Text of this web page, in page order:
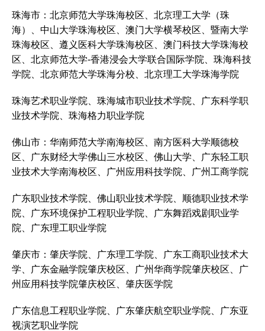
珠海市：北京师范大学珠海校区、北京理工大学（珠
海）、中山大学珠海校区、澳门大学横琴校区、暨南大学
珠海校区、遵义医科大学珠海校区、澳门科技大学珠海校
区、北京师范大学-香港浸会大学联合国际学院、珠海科技
学院、北京师范大学珠海分校、北京理工大学珠海学院
珠海艺术职业学院、珠海城市职业技术学院、广东科学职
业技术学院、珠海格力职业学院
佛山市：华南师范大学南海校区、南方医科大学顺德校
区、广东财经大学佛山三水校区、佛山大学、广东轻工职
业技术大学南海校区、广州应用科技学院、广州工商学院
广东职业技术学院、佛山职业技术学院、顺德职业技术学
院、广东环境保护工程职业学院、广东舞蹈戏剧职业学
院、广东理工职业学院
肇庆市：肇庆学院、广东理工学院、广东工商职业技术大
学、广东金融学院肇庆校区、广州华商学院肇庆校区、广
州应用科技学院肇庆校区、肇庆医学院
广东信息工程职业学院、广东肇庆航空职业学院、广东亚
视演艺职业学院